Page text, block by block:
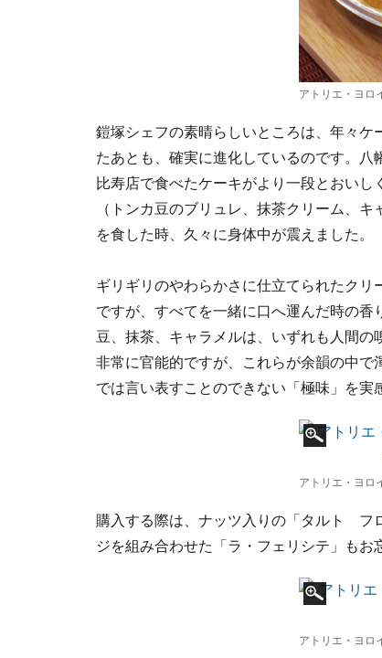
アトリエ・ヨロ
鎧塚シェフの素晴らしいところは、年々ケ
たあとも、確実に進化しているのです。
比寿店で食べたケーキがより一段とおいし
（トンカ豆のブリュレ、抹茶クリーム、
を食した時、久々に身体中が震えました。
ギリギリのやわらかさに仕立てられたク
ですが、すべてを一緒に口へ運んだ時の
豆、抹茶、キャラメルは、いずれも人間
非常に官能的ですが、これらが余韻の中
では言い表すことのできない「極味」を実
アトリエ・ヨロ
購入する際は、ナッツ入りの「タルト
ジを組み合わせた「ラ・フェリシテ」もお
アトリエ・ヨロ